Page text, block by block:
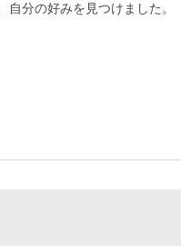
自分の好みを見つけました。